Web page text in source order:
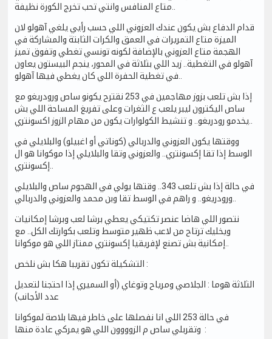
قدام الدفاع بش يكون عندك العزوني اللي حسب رأيي يلغي آهولو لان
الميزة متاع التمريرات في العمق والكرات الثابتة والمشاركة في
الهجمة متاع العزوني بالإضافة لكونه تونسي تغطي وتفوق تميز
آهولو في التغطية.. زيد اللي بثلاثة في المحور، ينجم البيستون يعاون
إذا بش تلعب بزوز مهاجمين في 253 نقترح يكونو ساص ورودريغو مع
ساص اليكترون ليبر يلعب ع الثغرات وعلى تفريغ المساحة اللي بش
ووقتها يكون العزوني والدربالي (كوناتي أو اغبيلو) والبلايلي في
الوسط إذا تقا إكسونتري.. والعزوني وتقا والبلايلي إذا موكوانا هو ال
في حالة إذا بش تلعب 343.. وقتها يولي في الهجوم ساص والبلايلي
نتصور اللي هاضا عنصر تكتيكي يعطي برشا لعب وبرشا إمكانيات
ويخليك ترتاح من لاعب ظهير متوسط وتلعب بكوارتك الكل.. مع
التشكيلة تكون تقريبا هكا بش نلخص :
الثلاثة هوما : الجلاصي ومرياح وتوغاي (أو السميري إذا احتجنا لتعديل
عدد الأجانب)
في حالة 253 اللي انا نفصلها على خاطر فيها بلاصة لموكوانا
وتقربلي ساص م الزوووون اللي هو يمركي عادة منها :